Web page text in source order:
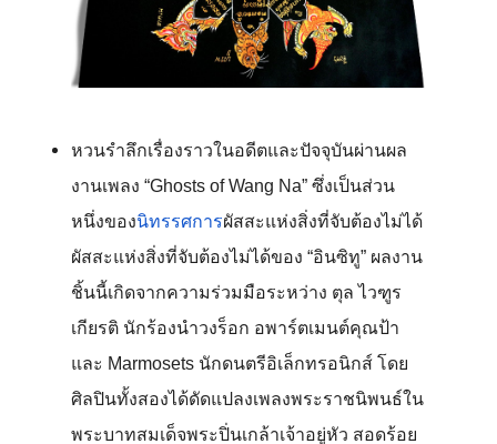
หวนรำลึกเรื่องราวในอดีตและปัจจุบันผ่านผล
งานเพลง “Ghosts of Wang Na” ซึ่งเป็นส่วน
หนึ่งของนิทรรศการผัสสะแห่งสิ่งที่จับต้องไม่ได้
ผัสสะแห่งสิ่งที่จับต้องไม่ได้ของ “อินซิทู” ผลงาน
ชิ้นนี้เกิดจากความร่วมมือระหว่าง ตุล ไวฑูร
เกียรติ นักร้องนำวงร็อก อพาร์ตเมนต์คุณป้า
และ Marmosets นักดนตรีอิเล็กทรอนิกส์ โดย
ศิลปินทั้งสองได้ดัดแปลงเพลงพระราชนิพนธ์ใน
พระบาทสมเด็จพระปิ่นเกล้าเจ้าอยู่หัว สอดร้อย